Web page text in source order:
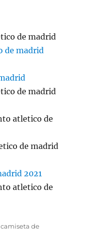
Etiquetas
camiseta de